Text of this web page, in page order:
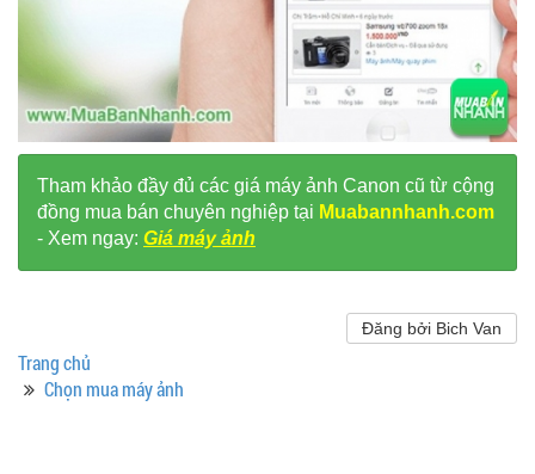
Tham khảo đầy đủ các giá máy ảnh Canon cũ từ cộng
đồng mua bán chuyên nghiệp tại Muabannhanh.com
- Xem ngay: Giá máy ảnh
Đăng bởi Bich Van
Trang chủ
Chọn mua máy ảnh